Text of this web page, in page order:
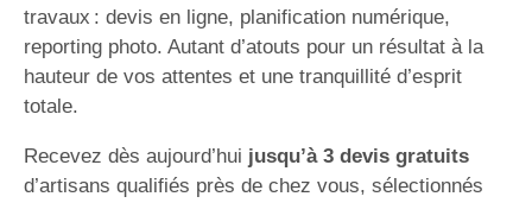
travaux : devis en ligne, planification numérique,
reporting photo. Autant d’atouts pour un résultat à la
hauteur de vos attentes et une tranquillité d’esprit
totale.
Recevez dès aujourd’hui jusqu’à 3 devis gratuits
d’artisans qualifiés près de chez vous, sélectionnés